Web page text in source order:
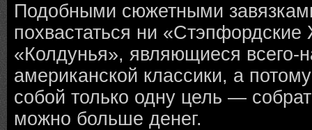
Подобными сюжетными
похвастаться ни
«Колдунья», являющиеся всего-
американской классики, а
собой только одну цель —
можно больше денег.